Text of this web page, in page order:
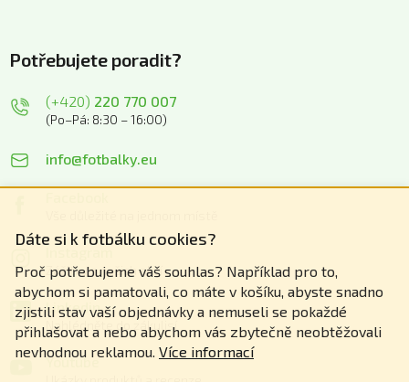
Dáte si k fotbálku cookies?
Proč potřebujeme váš souhlas? Například pro to,
abychom si pamatovali, co máte v košíku, abyste snadno
zjistili stav vaší objednávky a nemuseli se pokaždé
přihlašovat a nebo abychom vás zbytečně neobtěžovali
nevhodnou reklamou. Více informací
Potřebujete poradit?
(+420) 220 770 007
(Po–Pá: 8:30 – 16:00)
info@fotbalky.eu
Zážitky z našich akcí
Linkedin
Nahlédněte do zákulisí
Youtube